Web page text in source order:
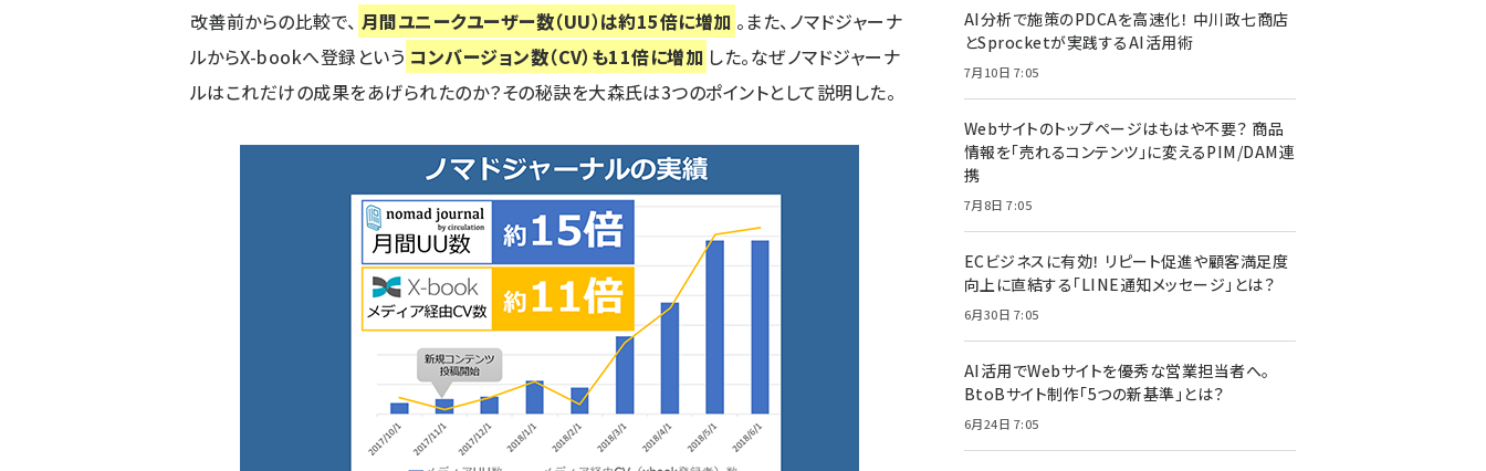
改善前からの比較で、 月間ユニークユーザー数（UU）は約15倍に増加 。また、ノマドジャーナ
ルからX-bookへ登録という コンバージョン数（CV）も11倍に増加 した。なぜノマドジャーナ
ルはこれだけの成果をあげられたのか？その秘訣を大森氏は3つのポイントとして説明した。
AI分析で施策のPDCAを高速化！ 中川政七商店
とSprocketが実践するAI活用術
7月10日 7:05
Webサイトのトップページはもはや不要？ 商品
情報を「売れるコンテンツ」に変えるPIM/DAM連
携
7月8日 7:05
ECビジネスに有効！ リピート促進や顧客満足度
向上に直結する「LINE通知メッセージ」とは？
6月30日 7:05
AI活用でWebサイトを優秀な営業担当者へ。
BtoBサイト制作「5つの新基準」とは？
6月24日 7:05